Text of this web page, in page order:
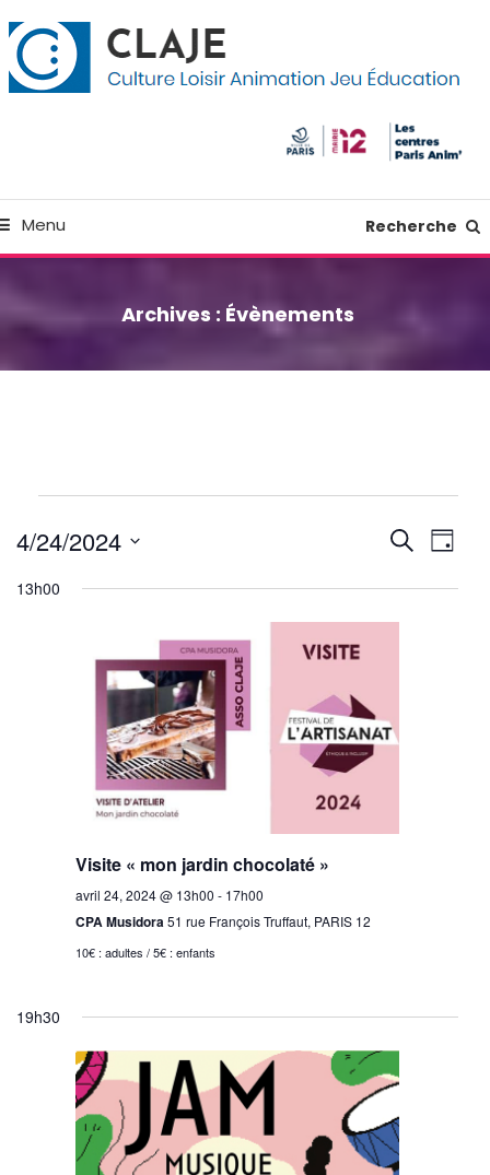
Menu Recherche
Archives : Évènements
for
24,
et
vues
Recherche
de
Jour
4/24/2024
une
13h00
Visite « mon jardin chocolaté »
avril 24, 2024 @ 13h00 - 17h00
CPA Musidora51 rue François Truffaut, PARIS 12
10€ : adultes / 5€ : enfants
19h30